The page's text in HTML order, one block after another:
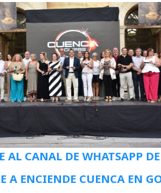
AL CANAL DE WHATSAPP
A ENCIENDE CUENCA EN